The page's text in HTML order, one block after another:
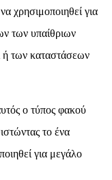
χρησιμοποιηθεί για
των υπαίθριων
ή των καταστάσεων
ο τύπος φακού
το ένα
για μεγάλο